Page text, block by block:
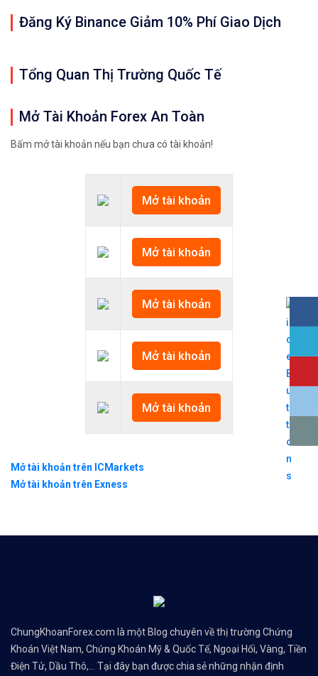
Đăng Ký Binance Giảm 10% Phí Giao Dịch
Tổng Quan Thị Trường Quốc Tế
Mở Tài Khoản Forex An Toàn
Bấm mở tài khoản nếu bạn chưa có tài khoản!
Mở tài khoản
Mở tài khoản
Mở tài khoản
Mở tài khoản
Mở tài khoản
Mở tài khoản trên ICMarkets
Mở tài khoản trên Exness
ChungKhoanForex.com là một Blog chuyên về thị trường Chứng
Khoán Việt Nam, Chứng Khoán Mỹ & Quốc Tế, Ngoại Hối, Vàng, Tiền
Điện Tử, Dầu Thô,... Tại đây bạn được chia sẻ những nhận định